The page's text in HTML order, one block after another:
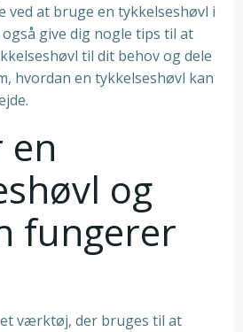
ved at bruge en tykkelseshøvl i
give dig nogle tips til at
til dit behov og dele
hvordan en tykkelseshøvl kan
en
og
fungerer
værktøj, der bruges til at